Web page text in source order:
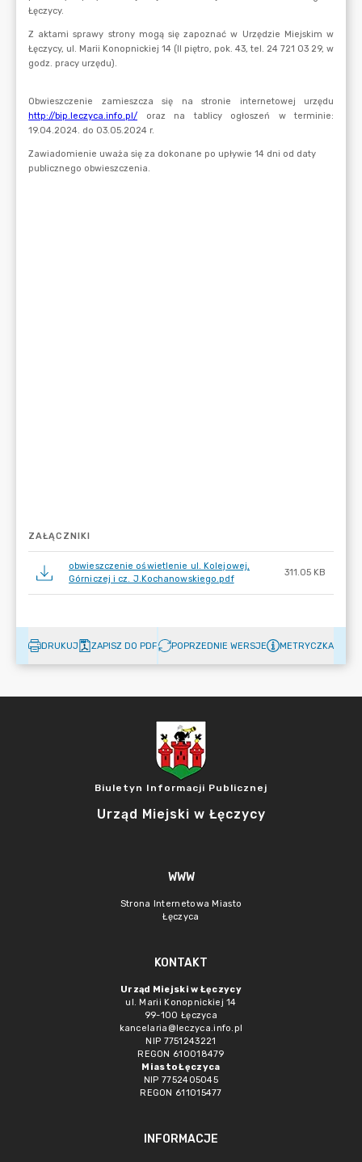
ZAŁĄCZNIKI
obwieszczenie oświetlenie ul. Kolejowej,
Górniczej i cz. J.Kochanowskiego.pdf
311.05 KB
DRUKUJ ZAPISZ DO PDF POPRZEDNIE WERSJE METRYCZKA
Biuletyn Informacji Publicznej
Urząd Miejski w Łęczycy
WWW
Strona Internetowa Miasto
Łęczyca
KONTAKT
Urząd Miejski w Łęczycy
ul. Marii Konopnickiej 14
99-100 Łęczyca
kancelaria@leczyca.info.pl
NIP 7751243221
REGON 610018479
Miasto Łęczyca
NIP 7752405045
REGON 611015477
INFORMACJE